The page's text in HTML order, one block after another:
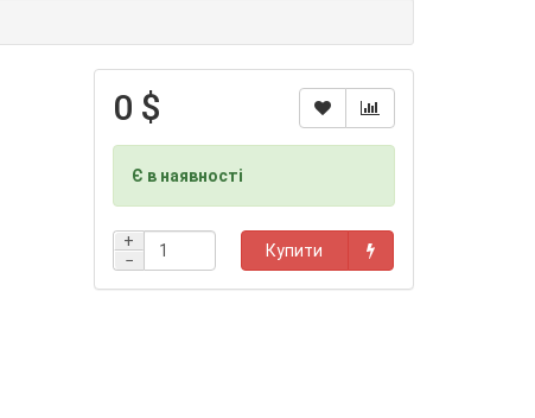
0 $
Є в наявності
+
−
Купити